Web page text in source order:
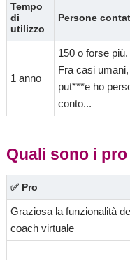
Tempo
di
utilizzo
Persone
1 anno
150 o forse più.
Fra casi
put***e ho
conto...
Quali sono i
✅ Pro
Graziosa la funzionalità
coach virtuale